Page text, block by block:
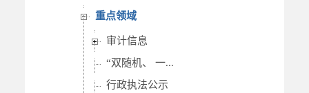
重点领域
审计信息
“双随机、 一...
行政执法公示